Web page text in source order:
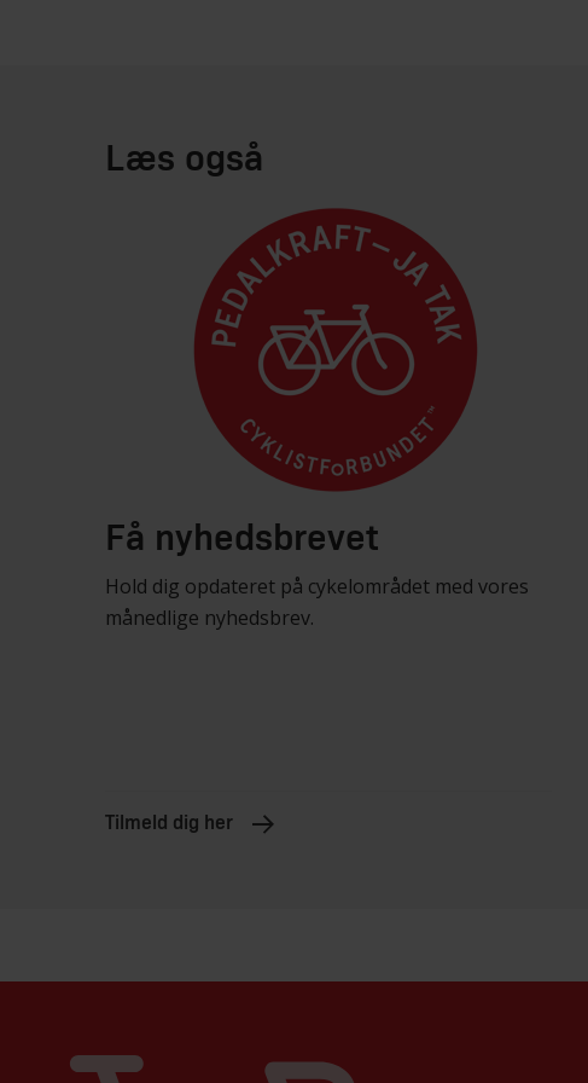
Læs også
Få nyhedsbrevet
Hold dig opdateret på cykelområdet med vores
månedlige nyhedsbrev.
Tilmeld dig her